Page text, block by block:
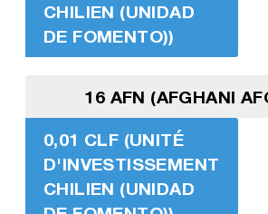
CHILIEN (UNIDAD
DE FOMENTO))
16 AFN (AFGHANI
0,01 CLF (UNITÉ
D'INVESTISSEMENT
CHILIEN (UNIDAD